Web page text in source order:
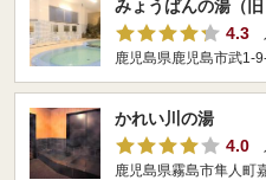
みょうばんの湯（旧
4.3
鹿児島県鹿児島市武1-
かれい川の湯
4.0
鹿児島県霧島市隼人町